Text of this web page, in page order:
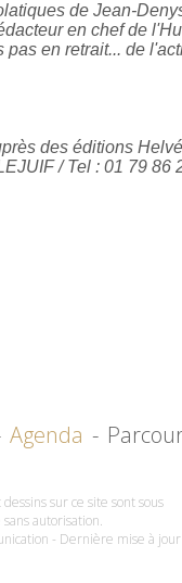
de Jean-
en chef de
pas en retrait... de
des éditions
/ Tel : 01 79 86
Agenda -
sur ce site sont sous
autorisation.
- Dernière mise à jour